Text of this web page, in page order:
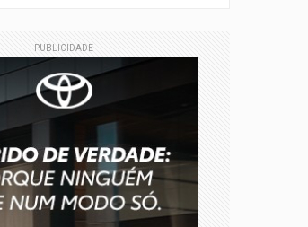
PUBLICIDADE